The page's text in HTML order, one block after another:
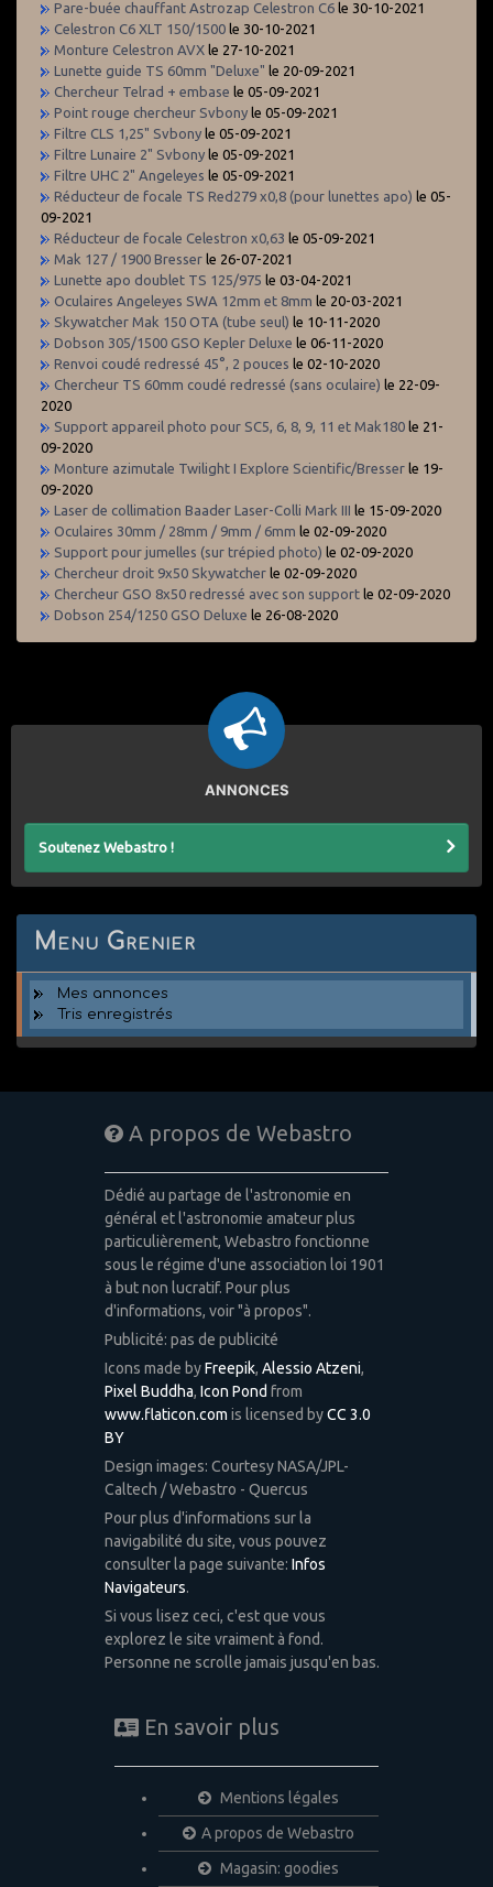
Pare-buée chauffant Astrozap Celestron C6 le 30-10-2021
Celestron C6 XLT 150/1500 le 30-10-2021
Monture Celestron AVX le 27-10-2021
Lunette guide TS 60mm "Deluxe" le 20-09-2021
Chercheur Telrad + embase le 05-09-2021
Point rouge chercheur Svbony le 05-09-2021
Filtre CLS 1,25" Svbony le 05-09-2021
Filtre Lunaire 2" Svbony le 05-09-2021
Filtre UHC 2" Angeleyes le 05-09-2021
Réducteur de focale TS Red279 x0,8 (pour lunettes apo) le 05-
09-2021
Réducteur de focale Celestron x0,63 le 05-09-2021
Mak 127 / 1900 Bresser le 26-07-2021
Lunette apo doublet TS 125/975 le 03-04-2021
Oculaires Angeleyes SWA 12mm et 8mm le 20-03-2021
Skywatcher Mak 150 OTA (tube seul) le 10-11-2020
Dobson 305/1500 GSO Kepler Deluxe le 06-11-2020
Renvoi coudé redressé 45°, 2 pouces le 02-10-2020
Chercheur TS 60mm coudé redressé (sans oculaire) le 22-09-
2020
Support appareil photo pour SC5, 6, 8, 9, 11 et Mak180 le 21-
09-2020
Monture azimutale Twilight I Explore Scientific/Bresser le 19-
09-2020
Laser de collimation Baader Laser-Colli Mark III le 15-09-2020
Oculaires 30mm / 28mm / 9mm / 6mm le 02-09-2020
Support pour jumelles (sur trépied photo) le 02-09-2020
Chercheur droit 9x50 Skywatcher le 02-09-2020
Chercheur GSO 8x50 redressé avec son support le 02-09-2020
Dobson 254/1250 GSO Deluxe le 26-08-2020
ANNONCES
Soutenez Webastro !
Menu Grenier
Mes annonces
Tris enregistrés
A propos de Webastro
Dédié au partage de l'astronomie en
général et l'astronomie amateur plus
particulièrement, Webastro fonctionne
sous le régime d'une association loi 1901
à but non lucratif. Pour plus
d'informations, voir "à propos".
Publicité: pas de publicité
Icons made byFreepik, Alessio Atzeni,
Pixel Buddha, Icon Pond from
www.flaticon.com is licensed byCC 3.0
BY
Design images: Courtesy NASA/JPL-
Caltech / Webastro - Quercus
Pour plus d'informations sur la
navigabilité du site, vous pouvez
consulter la page suivante: Infos
Navigateurs.
Si vous lisez ceci, c'est que vous
explorez le site vraiment à fond.
Personne ne scrolle jamais jusqu'en bas.
En savoir plus
Mentions légales
A propos de Webastro
Magasin: goodies